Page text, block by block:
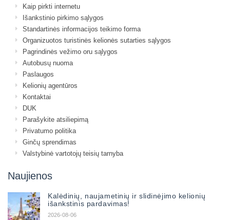
Kaip pirkti internetu
Išankstinio pirkimo sąlygos
Standartinės informacijos teikimo forma
Organizuotos turistinės kelionės sutarties sąlygos
Pagrindinės vežimo oru sąlygos
Autobusų nuoma
Paslaugos
Kelionių agentūros
Kontaktai
DUK
Parašykite atsiliepimą
Privatumo politika
Ginčų sprendimas
Valstybinė vartotojų teisių tarnyba
Naujienos
Kalėdinių, naujametinių ir slidinėjimo kelionių
išankstinis pardavimas!
2026-08-06